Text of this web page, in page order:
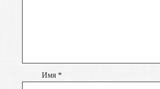
Имя *